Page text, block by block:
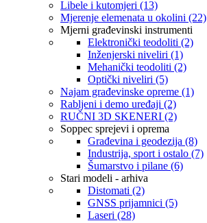
Libele i kutomjeri (13)
Mjerenje elemenata u okolini (22)
Mjerni građevinski instrumenti
Elektronički teodoliti (2)
Inženjerski niveliri (1)
Mehanički teodoliti (2)
Optički niveliri (5)
Najam građevinske opreme (1)
Rabljeni i demo uređaji (2)
RUČNI 3D SKENERI (2)
Soppec sprejevi i oprema
Građevina i geodezija (8)
Industrija, sport i ostalo (7)
Šumarstvo i pilane (6)
Stari modeli - arhiva
Distomati (2)
GNSS prijamnici (5)
Laseri (28)